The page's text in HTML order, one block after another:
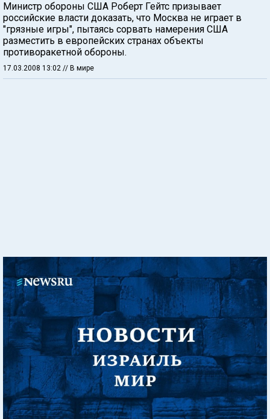
Министр обороны США Роберт Гейтс призывает
российские власти доказать, что Москва не играет в
"грязные игры", пытаясь сорвать намерения США
разместить в европейских странах объекты
противоракетной обороны.
17.03.2008 13:02 // В мире